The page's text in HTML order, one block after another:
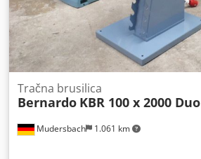
Mudersbach 1.061 km
Tračna brusilica
Bernardo KBR 100 x 2000 Duo